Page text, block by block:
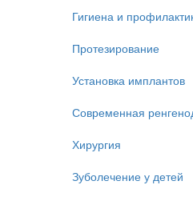
Гигиена и
Протезирование
Установка имплантов
Современная
Хирургия
Зуболечение у детей